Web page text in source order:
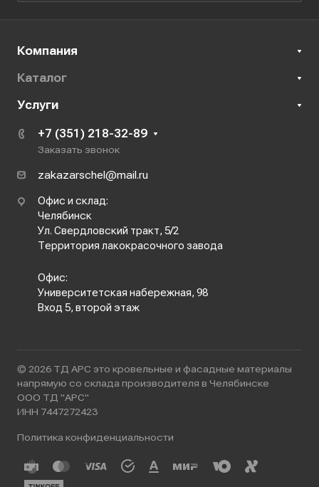
Компания
Каталог
Услуги
+7 (351) 218-32-89
Заказать звонок
zakazarschel@mail.ru
Офис и склад:
Челябинск
Ул. Свердловский тракт, 5/2
Территория лакокрасочного завода
Офис:
Университетская набережная, 98
Вход 5, второй этаж
© 2026 ТД АРС это кровельные и фасадные материалы
напрямую со склада производителя в Челябинске
ООО ТД "АРС"
ИНН 7447272423
Политика конфиденциальности